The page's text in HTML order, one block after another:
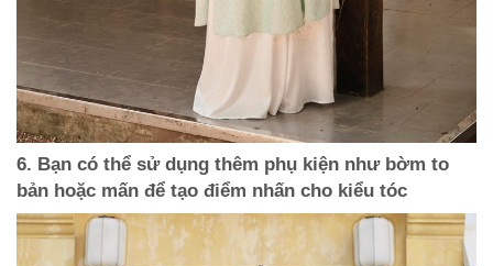
6. Bạn có thể sử dụng thêm phụ kiện như bờm to
bản hoặc mấn để tạo điểm nhấn cho kiểu tóc